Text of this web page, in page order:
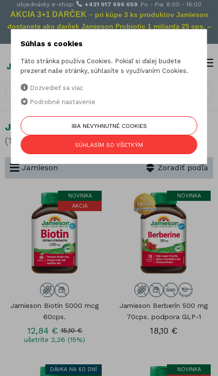
objednávky e-shop: +421 917 696 659 Po - Pia: 8:00 - 16:00
AKCIA 3+1 DARČEK – pri kúpe 3 ks produktov Jamieson
dostanete ako darček Jamieson Probiotic 1 miliarda 25 cps. –
0
Jamieson
(162 produktov)
Zoradiť podľa
Jamieson
NOVINKA
AKCIA
Jamieson Biotín 5000 mcg
60cps.
12,84 € 15,10 €
ušetríte 2,26 (15%)
NOVINKA
Jamieson Berberín 500 mg
70cps. podpora GLP-1
18,10 €
DÁVKA NA 60 DNÍ
NOVINKA
Súhlas s cookies
Táto stránka používa Cookies. Pokiaľ si ďalej budete
prezerať naše stránky, súhlasíte s využívaním Cookies.
Dozvedieť sa viac
Podrobné nastavenie
IBA NEVYHNUTNÉ COOKIES
SÚHLASÍM SO VŠETKÝM